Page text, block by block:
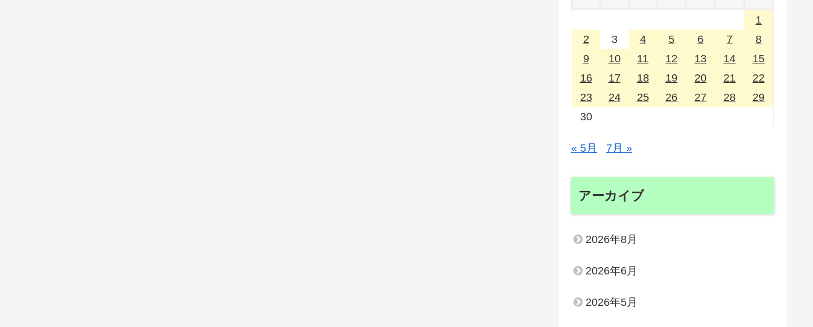
1
2
3 4 5 6 7
8
9
10 11 12 13 14
15
16
17 18 19 20 21
22
23
24 25 26 27 28
29
30
« 5月 7月 »
アーカイブ
2026年8月
2026年6月
2026年5月